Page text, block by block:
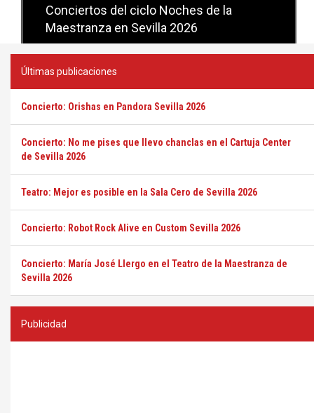
Conciertos del ciclo Noches de la
Maestranza en Sevilla 2026
Conciertos del ciclo Candlelight en
Sevilla
Últimas publicaciones
Concierto: Orishas en Pandora Sevilla 2026
Concierto: No me pises que llevo chanclas en el Cartuja Center
de Sevilla 2026
Teatro: Mejor es posible en la Sala Cero de Sevilla 2026
Concierto: Robot Rock Alive en Custom Sevilla 2026
Concierto: María José Llergo en el Teatro de la Maestranza de
Sevilla 2026
Publicidad